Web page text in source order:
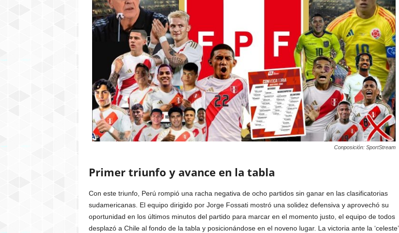
Conposición: SportStream
Primer triunfo y avance en la tabla
Con este triunfo, Perú rompió una racha negativa de ocho partidos sin ganar en las clasificatorias
sudamericanas. El equipo dirigido por Jorge Fossati mostró una solidez defensiva y aprovechó su
oportunidad en los últimos minutos del partido para marcar en el momento justo, el equipo de todos
desplazó a Chile al fondo de la tabla y posicionándose en el noveno lugar. La victoria ante la ‘celeste’